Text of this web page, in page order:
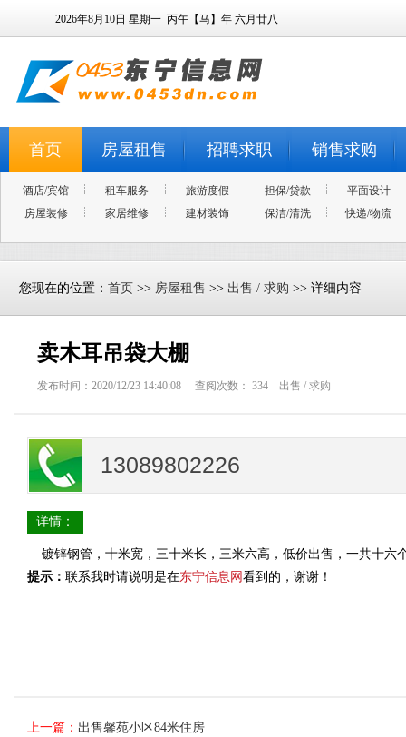
2026年8月10日 星期一 丙午【马】年 六月廿八
首页 房屋租售 招聘求职 销售求购
酒店/宾馆 租车服务 旅游度假 担保/贷款
平面设计
房屋装修
家居维修 建材装饰 保洁/清洗 快递/物流
您现在的位置： 首页 >> 房屋租售 >> 出售 / 求购 >> 详细内容
卖木耳吊袋大棚
发布时间：2020/12/23 14:40:08 查阅次数： 334 出售 / 求购
13089802226
详情：
镀锌钢管，十米宽，三十米长，三米六高，低价出售，一共十六
提示： 联系我时请说明是在东宁信息网 看到的，谢谢！
上一篇： 出售馨苑小区84米住房